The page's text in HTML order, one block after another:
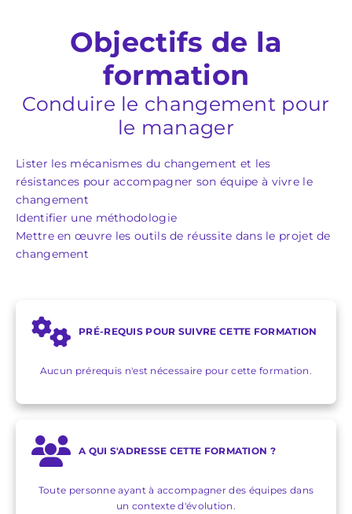
Objectifs de la
formation
Conduire le changement pour
le manager
Lister les mécanismes du changement et les
résistances pour accompagner son équipe à vivre le
changement
Identifier une méthodologie
Mettre en œuvre les outils de réussite dans le projet de
changement
PRÉ-REQUIS POUR SUIVRE CETTE FORMATION
Aucun prérequis n'est nécessaire pour cette formation.
A QUI S'ADRESSE CETTE FORMATION ?
Toute personne ayant à accompagner des équipes dans
un contexte d'évolution.